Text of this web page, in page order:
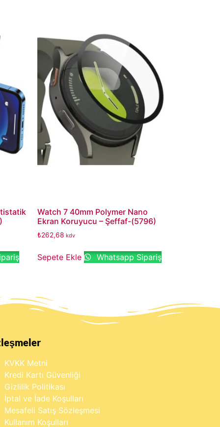
Watch 7 40mm Polymer Nano
Ekran Koruyucu – Şeffaf-(5796)
₺262,68 kdv
Sepete Ekle Whatsapp Sipariş
KVKK Metni
Kredi Kartı Güvenliği
Gizlilik Politikası
İptal ve İade Koşulları
Mesafeli Satış Sözleşmesi
Kullanım Koşulları